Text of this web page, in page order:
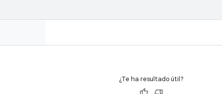
¿Te ha resultado útil?